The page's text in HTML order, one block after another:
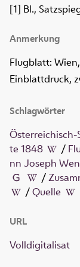
[1] Bl.,
Anmerkung
Flugblatt:
Einblattdruck,
Schlagwörter
te 1848
/
nn Joseph
/
/Quelle
URL
Volldigitalisat